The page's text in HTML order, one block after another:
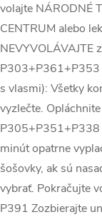
volajte NÁRODNÉ
CENTRUM alebo
NEVYVOLÁVAJTE
P303+P361+P353
s vlasmi): Všetky
vyzlečte.
P305+P351+P338
minút opatrne
šošovky, ak sú
vybrať. Pokračujte
P391 Zozbierajte